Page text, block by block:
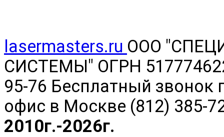
lasermasters.ru ООО "
СИСТЕМЫ" ОГРН
95-76 Бесплатный звонок
офис в Москве (812) 385-
2010г.-2026г.